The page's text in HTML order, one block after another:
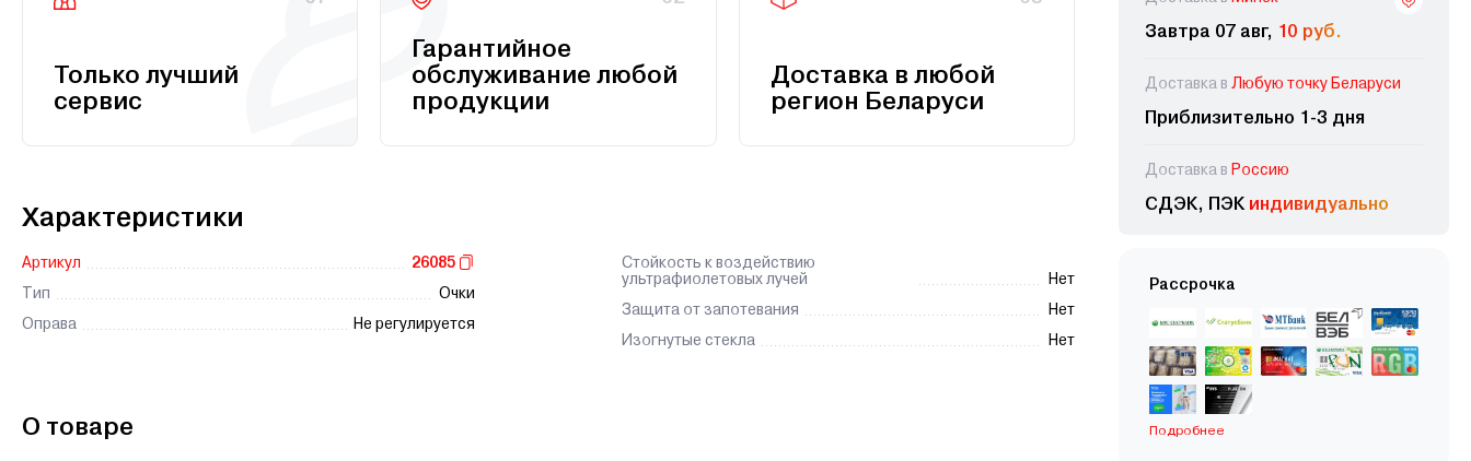
Только лучший
сервис
Гарантийное
обслуживание любой
продукции
Доставка в любой
регион Беларуси
Характеристики
Артикул
26085
Тип
Очки
Оправа
Не регулируется
Стойкость к воздействию
ультрафиолетовых лучей
Нет
Защита от запотевания
Нет
Изогнутые стекла
Нет
О товаре
Завтра 07 авг, 10 руб.
Доставка в Любую точку Беларуси
Приблизительно 1-3 дня
Доставка в Россию
СДЭК, ПЭК индивидуально
Рассрочка
Подробнее